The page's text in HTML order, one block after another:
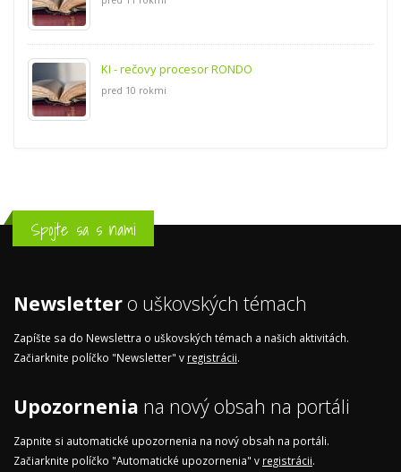
KI - rečovy procesor RONDO
pred 10 rokmi
Spojte sa s nami
Newsletter o uškovských témach
Zapíšte sa do Newslettra o uškovských témach a našich aktivitách.
Začiarknite políčko "Newsletter" v registrácii.
Upozornenia na nový obsah na portáli
Zapnite si automatické upozornenia na nový obsah na portáli.
Začiarknite políčko "Automatické upozornenia" v registrácii.